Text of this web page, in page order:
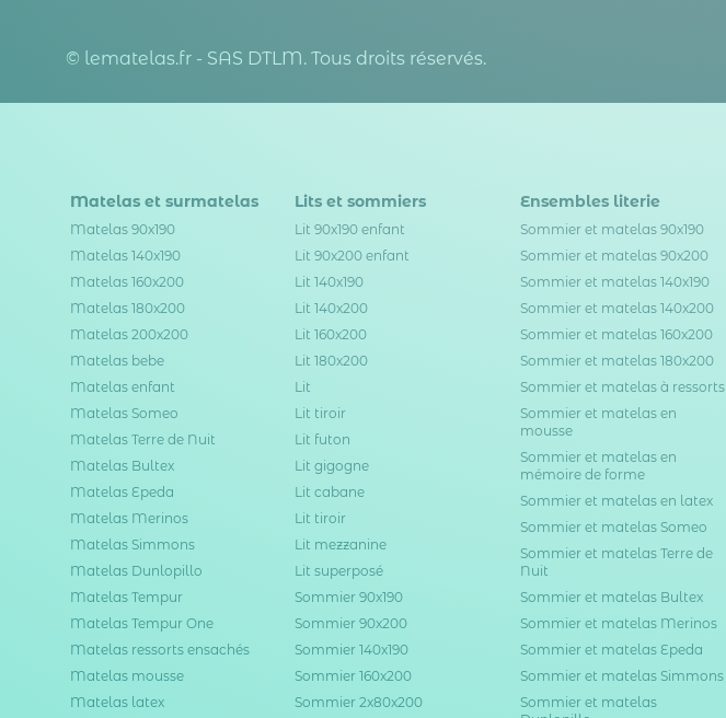
© lematelas.fr - SAS DTLM. Tous droits réservés.
Matelas et surmatelas
Matelas 90x190
Matelas 140x190
Matelas 160x200
Matelas 180x200
Matelas 200x200
Matelas bebe
Matelas enfant
Matelas Someo
Matelas Terre de Nuit
Matelas Bultex
Matelas Epeda
Matelas Merinos
Matelas Simmons
Matelas Dunlopillo
Matelas Tempur
Matelas Tempur One
Matelas ressorts ensachés
Matelas mousse
Matelas latex
Lits et sommiers
Lit 90x190 enfant
Lit 90x200 enfant
Lit 140x190
Lit 140x200
Lit 160x200
Lit 180x200
Lit
Lit tiroir
Lit futon
Lit gigogne
Lit cabane
Lit tiroir
Lit mezzanine
Lit superposé
Sommier 90x190
Sommier 90x200
Sommier 140x190
Sommier 160x200
Sommier 2x80x200
Ensembles literie
Sommier et matelas 90x190
Sommier et matelas 90x200
Sommier et matelas 140x190
Sommier et matelas 140x200
Sommier et matelas 160x200
Sommier et matelas 180x200
Sommier et matelas à ressorts
Sommier et matelas en
mousse
Sommier et matelas en
mémoire de forme
Sommier et matelas en latex
Sommier et matelas Someo
Sommier et matelas Terre de
Nuit
Sommier et matelas Bultex
Sommier et matelas Merinos
Sommier et matelas Epeda
Sommier et matelas Simmons
Sommier et matelas